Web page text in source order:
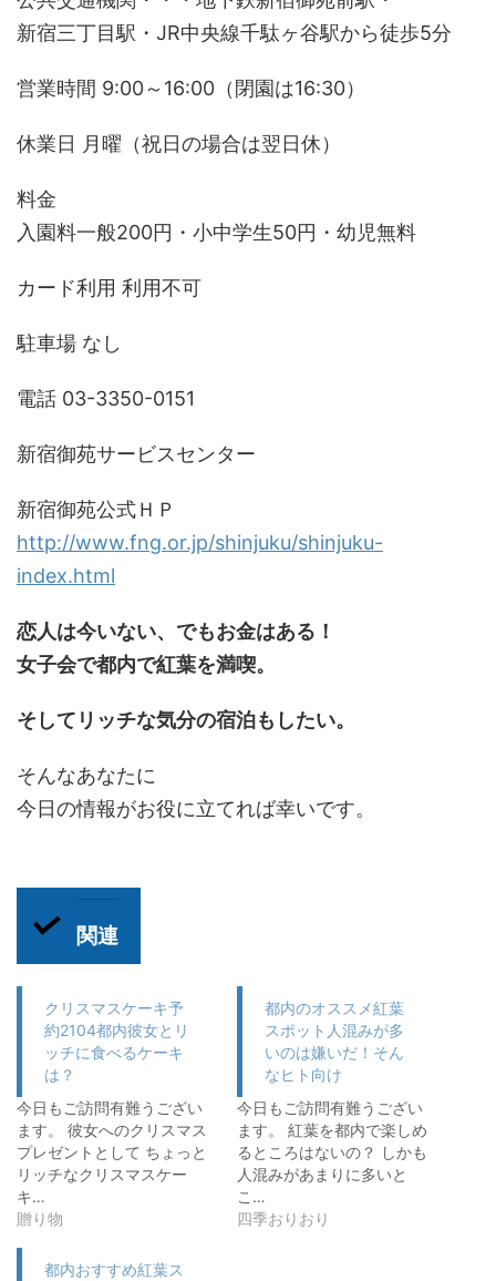
新宿三丁目駅・JR中央線千駄ヶ谷駅から徒歩5分
営業時間 9:00～16:00（閉園は16:30）
休業日 月曜（祝日の場合は翌日休）
料金
入園料一般200円・小中学生50円・幼児無料
カード利用 利用不可
駐車場 なし
電話 03-3350-0151
新宿御苑サービスセンター
新宿御苑公式ＨＰ
http://www.fng.or.jp/shinjuku/shinjuku-
index.html
恋人は今いない、でもお金はある！
女子会で都内で紅葉を満喫。
そしてリッチな気分の宿泊もしたい。
そんなあなたに
今日の情報がお役に立てれば幸いです。
関連
クリスマスケーキ予
約2104都内彼女とリ
ッチに食べるケーキ
は？
今日もご訪問有難うござい
ます。 彼女へのクリスマス
プレゼントとして ちょっと
リッチなクリスマスケー
キ…
贈り物
都内のオススメ紅葉
スポット人混みが多
いのは嫌いだ！そん
なヒト向け
今日もご訪問有難うござい
ます。 紅葉を都内で楽しめ
るところはないの？ しかも
人混みがあまりに多いと
こ…
四季おりおり
都内おすすめ紅葉ス